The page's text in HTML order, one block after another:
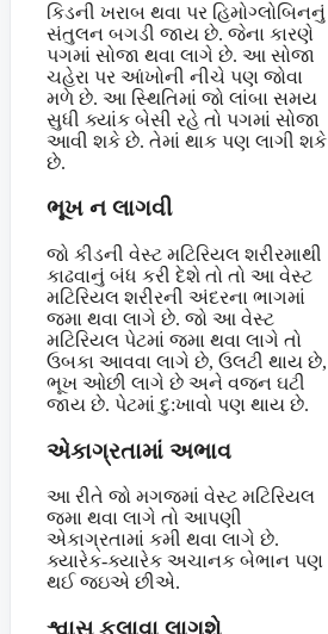
કિડની ખરાબ થવા પર હિમોગ્લોબિનનું
સંતુલન બગડી જાય છે. જેના કારણે
પગમાં સોજા થવા લાગે છે. આ સોજા
ચહેરા પર આંખોની નીચે પણ જોવા
મળે છે. આ સ્થિતિમાં જો લાંબા સમય
સુધી ક્યાંક બેસી રહે તો પગમાં સોજા
આવી શકે છે. તેમાં થાક પણ લાગી શકે
છે.
ભૂખ ન લાગવી
જો કીડની વેસ્ટ મટિરિયલ શરીરમાથી
કાઢવાનું બંધ કરી દેશે તો તો આ વેસ્ટ
મટિરિયલ શરીરની અંદરના ભાગમાં
જમા થવા લાગે છે. જો આ વેસ્ટ
મટિરિયલ પેટમાં જમા થવા લાગે તો
ઉબકા આવવા લાગે છે, ઉલટી થાય છે,
ભૂખ ઓછી લાગે છે અને વજન ઘટી
જાય છે. પેટમાં દુ:ખાવો પણ થાય છે.
એકાગ્રતામાં અભાવ
આ રીતે જો મગજમાં વેસ્ટ મટિરિયલ
જમા થવા લાગે તો આપણી
એકાગ્રતામાં કમી થવા લાગે છે.
ક્યારેક-ક્યારેક અચાનક બેભાન પણ
થઈ જઇએ છીએ.
શ્વાસ ફુલાવા લાગશે